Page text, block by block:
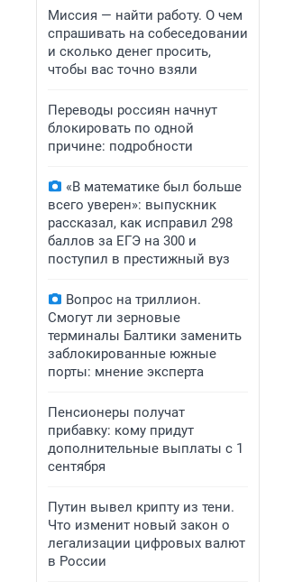
Миссия — найти работу. О чем
спрашивать на собеседовании
и сколько денег просить,
чтобы вас точно взяли
Переводы россиян начнут
блокировать по одной
причине: подробности
«В математике был больше
всего уверен»: выпускник
рассказал, как исправил 298
баллов за ЕГЭ на 300 и
поступил в престижный вуз
Вопрос на триллион.
Смогут ли зерновые
терминалы Балтики заменить
заблокированные южные
порты: мнение эксперта
Пенсионеры получат
прибавку: кому придут
дополнительные выплаты с 1
сентября
Путин вывел крипту из тени.
Что изменит новый закон о
легализации цифровых валют
в России